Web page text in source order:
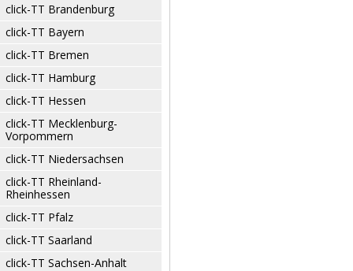
click-TT Brandenburg
click-TT Bayern
click-TT Bremen
click-TT Hamburg
click-TT Hessen
click-TT Mecklenburg-
Vorpommern
click-TT Niedersachsen
click-TT Rheinland-
Rheinhessen
click-TT Pfalz
click-TT Saarland
click-TT Sachsen-Anhalt